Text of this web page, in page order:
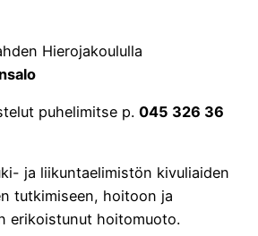
Hierojakoululla
puhelimitse p. 045 326 36
ja liikuntaelimistön kivuliaiden
tutkimiseen, hoitoon ja
erikoistunut hoitomuoto.